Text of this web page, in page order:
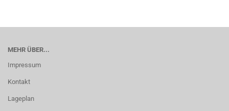
MEHR ÜBER...
Impressum
Kontakt
Lageplan